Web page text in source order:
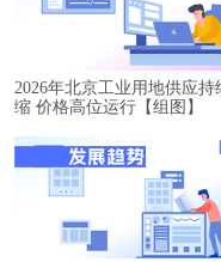
2026年北京工业用地供应持
缩 价格高位运行【组图】